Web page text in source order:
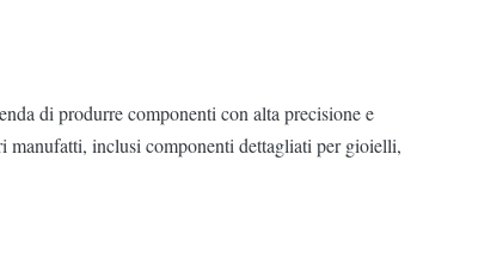
di produrre componenti con alta precisione e
manufatti, inclusi componenti dettagliati per gioielli,